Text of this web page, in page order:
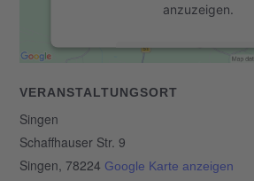
VERANSTALTUNGSORT
Singen
Schaffhauser Str. 9
Singen, 78224 Google Karte anzeigen
anzuzeigen.
Mehr Informationen
powered by